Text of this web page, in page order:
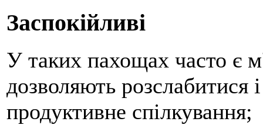
Заспокійливі
У таких пахощах часто є
дозволяють розслабитися
продуктивне спілкування;